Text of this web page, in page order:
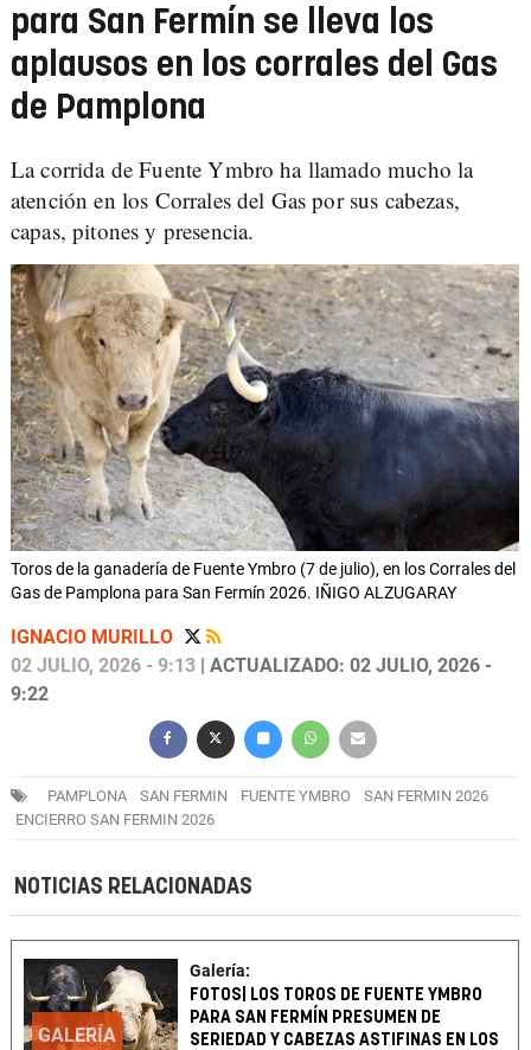
para San Fermín se lleva los
aplausos en los corrales del Gas
de Pamplona
La corrida de Fuente Ymbro ha llamado mucho la
atención en los Corrales del Gas por sus cabezas,
capas, pitones y presencia.
Toros de la ganadería de Fuente Ymbro (7 de julio), en los Corrales del
Gas de Pamplona para San Fermín 2026. IÑIGO ALZUGARAY
IGNACIO MURILLO
02 JULIO, 2026 - 9:13 | ACTUALIZADO: 02 JULIO, 2026 -
9:22
PAMPLONA SAN FERMIN FUENTE YMBRO
SAN FERMIN 2026
ENCIERRO SAN FERMIN 2026
NOTICIAS RELACIONADAS
GALERÍA
Galería:
FOTOS| LOS TOROS DE FUENTE YMBRO
PARA SAN FERMÍN PRESUMEN DE
SERIEDAD Y CABEZAS ASTIFINAS EN LOS